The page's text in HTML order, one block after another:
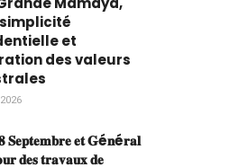
et
des valeurs
𝐒𝐞𝐩𝐭𝐞𝐦𝐛𝐫𝐞 𝐞𝐭 𝐆é𝐧é𝐫𝐚𝐥
𝐝𝐞𝐬 𝐭𝐫𝐚𝐯𝐚𝐮𝐱 𝐝𝐞